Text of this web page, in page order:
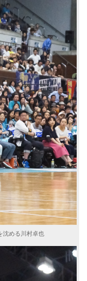
沈める川村卓也